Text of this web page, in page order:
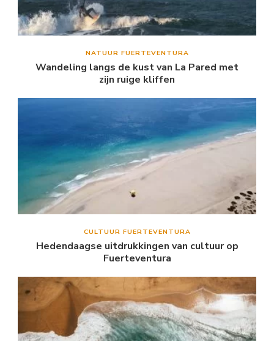
NATUUR FUERTEVENTURA
Wandeling langs de kust van La Pared met
zijn ruige kliffen
CULTUUR FUERTEVENTURA
Hedendaagse uitdrukkingen van cultuur op
Fuerteventura